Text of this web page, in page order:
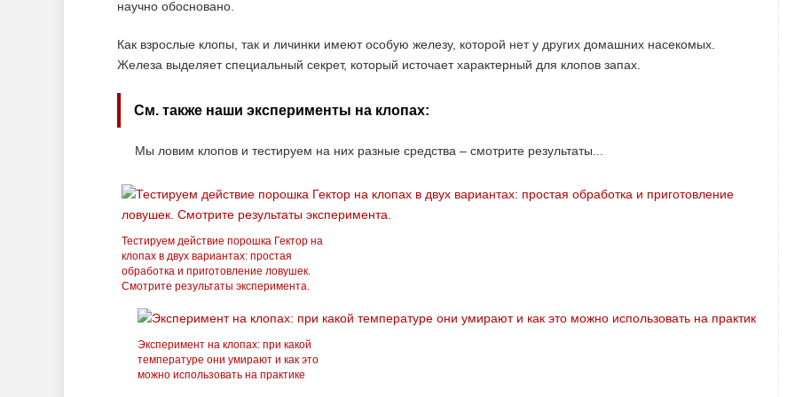
научно обосновано.
Как взрослые клопы, так и личинки имеют особую железу, которой нет у других домашних насекомых.
Железа выделяет специальный секрет, который источает характерный для клопов запах.
См. также наши эксперименты на клопах:
Мы ловим клопов и тестируем на них разные средства – смотрите результаты...
Тестируем действие порошка Гектор на
клопах в двух вариантах: простая
обработка и приготовление ловушек.
Смотрите результаты эксперимента.
Эксперимент на клопах: при какой
температуре они умирают и как это
можно использовать на практике
Мы
Get
за